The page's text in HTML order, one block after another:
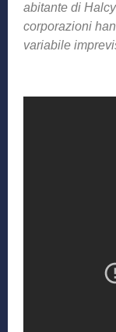
abitante di
corporazioni
variabile